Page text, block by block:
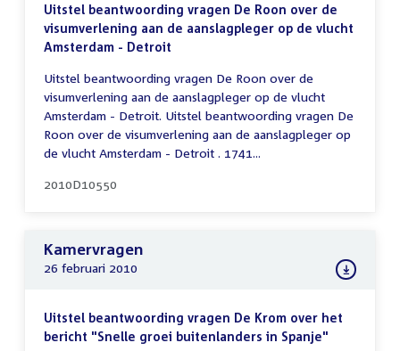
Uitstel beantwoording vragen De Roon over de
visumverlening aan de aanslagpleger op de vlucht
Amsterdam - Detroit
Uitstel beantwoording vragen De Roon over de
visumverlening aan de aanslagpleger op de vlucht
Amsterdam - Detroit. Uitstel beantwoording vragen De
Roon over de visumverlening aan de aanslagpleger op
de vlucht Amsterdam - Detroit . 1741...
2010D10550
Kamervragen
26 februari 2010
Uitstel beantwoording vragen De Krom over het
bericht "Snelle groei buitenlanders in Spanje"